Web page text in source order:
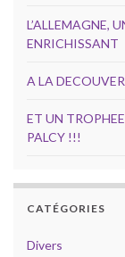
L’ALLEMAGNE,
ENRICHISSANT
A LA
ET UN
PALCY !!!
CATÉGORIES
Divers